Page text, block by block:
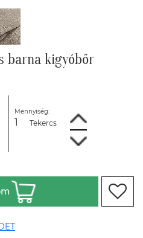
barna kigyóbőr
Mennyiség:
Tekercs